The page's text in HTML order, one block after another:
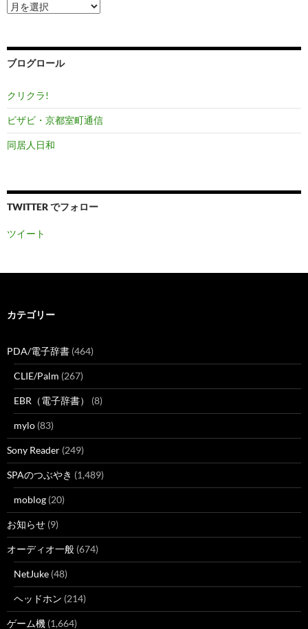
ア
ー
ブ
ブログロール
クリクラ!
ビザビ・京都室町通信
同居人日和
TWITTER でフォロー
ツイート
カテゴリー
PDA/電子辞書 (464)
CLIE/Palm (267)
EBR（電子辞書） (8)
mylo (83)
Sony Reader (249)
SPAのつぶやき (1,489)
moblog (20)
お知らせ (9)
オーディオ一般 (674)
NetJuke (48)
ヘッドホン (214)
ゲーム機 (1,664)